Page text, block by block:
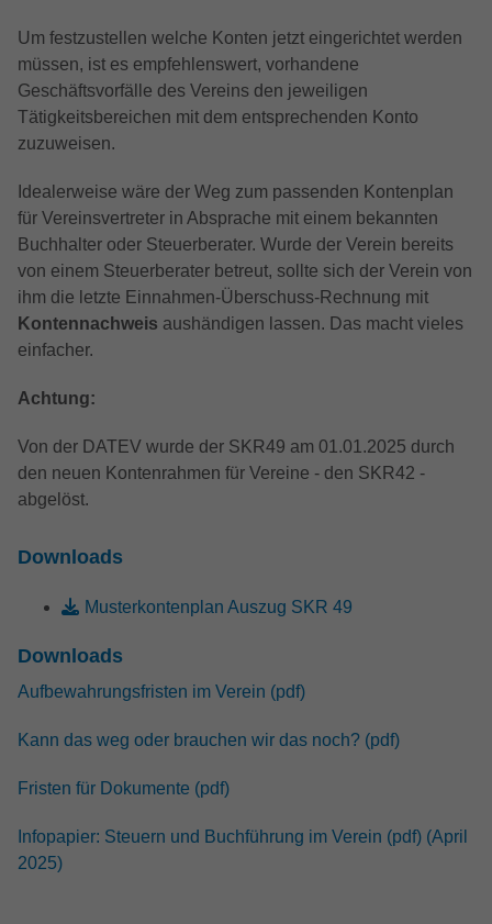
Um festzustellen welche Konten jetzt eingerichtet werden
müssen, ist es empfehlenswert, vorhandene
Geschäftsvorfälle des Vereins den jeweiligen
Tätigkeitsbereichen mit dem entsprechenden Konto
zuzuweisen.
Idealerweise wäre der Weg zum passenden Kontenplan
für Vereinsvertreter in Absprache mit einem bekannten
Buchhalter oder Steuerberater. Wurde der Verein bereits
von einem Steuerberater betreut, sollte sich der Verein von
ihm die letzte Einnahmen-Überschuss-Rechnung mit
Kontennachweis aushändigen lassen. Das macht vieles
einfacher.
Achtung:
Von der DATEV wurde der SKR49 am 01.01.2025 durch
den neuen Kontenrahmen für Vereine - den SKR42 -
abgelöst.
Downloads
Musterkontenplan Auszug SKR 49
Downloads
Aufbewahrungsfristen im Verein (pdf)
Kann das weg oder brauchen wir das noch? (pdf)
Fristen für Dokumente (pdf)
Infopapier: Steuern und Buchführung im Verein (pdf) (April
2025)
Anbieter TYPO3
Laufzeit 1 Jahr
Zweck
Enthält die gewählten Tracking-Optin-
Zweck
Nutzung der Website für den
Analysebericht der Website zu verfolgen.
Die Cookies speichern Informationen
anonym und weisen eine randoly
Name _gid
Anbieter Google LLC
Laufzeit 1 Tag
Zweck
Besucher eine Website nutzen, und hilft
bei der Erstellung eines Analyseberichts
Name
Zweck
nach Alter, Geschlecht oder Interessen
Laufzeit 6 Monate
Zweck
Das NID-Cookie enthält eine eindeutige
ID, über die Google Ihre bevorzugten
Sprache (z. B. Deutsch), wie viele
Suchergebnisse pro Seite angezeigt
werden sollen (z. B. 10 oder 20) und ob
der Google SafeSearch-Filter aktiviert sein
soll.
Wir verwenden auf unserer Website externe Inhalte, um
Ihnen zusätzliche Informationen anzubieten.